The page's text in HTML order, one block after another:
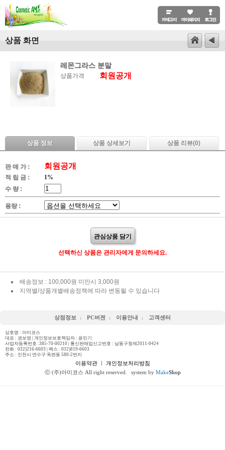
상품 화면
레몬그라스 분말
상품가격 회원공개
상품 정보 상품 상세보기 상품 리뷰(0)
판 매 가 : 회원공개
적 립 금 :
1%
수 량 :
용량 :
관심상품 담기
선택하신 상품은 관리자에게 문의하세요.
배송정보 : 100,000원 미만시 3,000원
지역별/상품개별배송정책에 따라 변동될 수 있습니다
상점정보 PC버젼 이용안내 고객센터
상호명 : 아미코스
대표 : 권보영 | 개인정보보호책임자 : 윤민기
사업자등록번호 :385-70-00210 | 통신판매업신고번호 : 남동구청제2011-0424
전화 : 032)216-6603 | 팩스 : 032)819-6603
주소 : 인천시 연수구 옥련동 580-2번지
이용약관ㅣ 개인정보처리방침
ⓒ (주)아미코스 All right reserved.
system by MakeShop